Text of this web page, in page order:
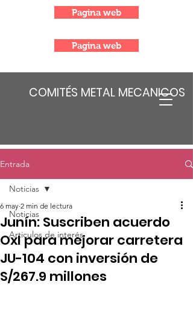
COMITÉS METAL MECANICOS
Pagina web
Pagina web
Entrada
Noticias
Articulos de interés
Noticias
Junín: Suscriben acuerdo
OxI para mejorar carretera
JU-104 con inversión de
S/267.9 millones
6 may 2 min de lectura